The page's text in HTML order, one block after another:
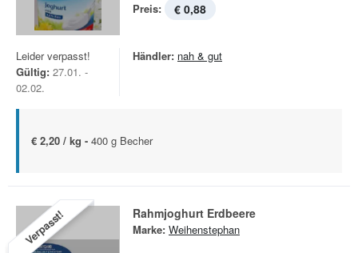
Preis: € 0,88
Leider verpasst!
Gültig: 27.01. -
02.02.
Händler: nah & gut
€ 2,20 / kg - 400 g Becher
Verpasst! Rahmjoghurt Erdbeere
Marke: Weihenstephan